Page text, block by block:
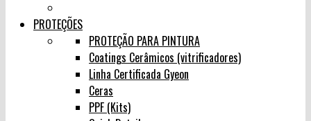
PROTEÇÕES
PROTEÇÃO PARA PINTURA
Coatings Cerâmicos (vitrificadores)
Linha Certificada Gyeon
Ceras
PPF (Kits)